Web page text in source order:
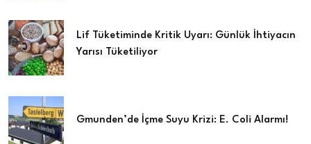
Lif Tüketiminde Kritik Uyarı: Günlük İhtiyacın
Yarısı Tüketiliyor
Gmunden’de İçme Suyu Krizi: E. Coli Alarmı!